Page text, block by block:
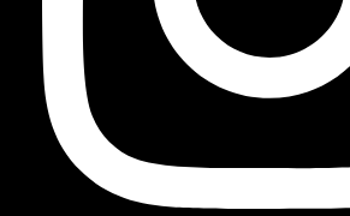
RASTREAMENTO
PORTAL
Criado por markcom
CURTA ESTE ARTIGO